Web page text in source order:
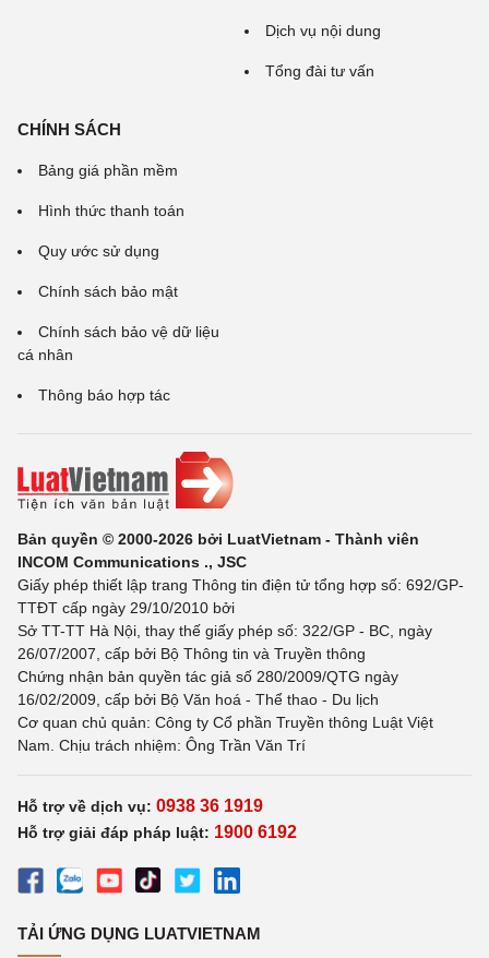
Dịch vụ nội dung
Tổng đài tư vấn
CHÍNH SÁCH
Bảng giá phần mềm
Hình thức thanh toán
Quy ước sử dụng
Chính sách bảo mật
Chính sách bảo vệ dữ liệu
cá nhân
Thông báo hợp tác
Bản quyền © 2000-2026 bởi LuatVietnam - Thành viên
INCOM Communications ., JSC
Giấy phép thiết lập trang Thông tin điện tử tổng hợp số: 692/GP-
TTĐT cấp ngày 29/10/2010 bởi
Sở TT-TT Hà Nội, thay thế giấy phép số: 322/GP - BC, ngày
26/07/2007, cấp bởi Bộ Thông tin và Truyền thông
Chứng nhận bản quyền tác giả số 280/2009/QTG ngày
16/02/2009, cấp bởi Bộ Văn hoá - Thể thao - Du lịch
Cơ quan chủ quản: Công ty Cổ phần Truyền thông Luật Việt
Nam. Chịu trách nhiệm: Ông Trần Văn Trí
Hỗ trợ về dịch vụ: 0938 36 1919
Hỗ trợ giải đáp pháp luật: 1900 6192
TẢI ỨNG DỤNG LUATVIETNAM